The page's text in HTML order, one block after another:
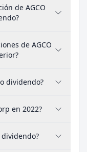
de AGCO
de AGCO
dividendo?
en 2022?
dividendo?